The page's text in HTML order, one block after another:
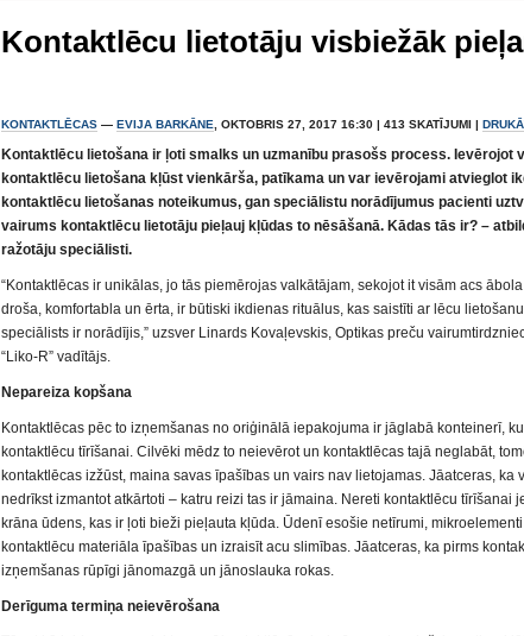
Kontaktlēcu lietotāju visbiežāk
KONTAKTLĒCAS — EVIJA BARKĀNE , OKTOBRIS 27, 2017 16:30 | 413 SKATĪJUMI |
Kontaktlēcu lietošana ir ļoti smalks un uzmanību prasošs process. Ievērojot
kontaktlēcu lietošana kļūst vienkārša, patīkama un var ievērojami atvieglot
kontaktlēcu lietošanas noteikumus, gan speciālistu norādījumus pacienti
vairums kontaktlēcu lietotāju pieļauj kļūdas to nēsāšanā. Kādas tās ir? –
ražotāju speciālisti.
“Kontaktlēcas ir unikālas, jo tās piemērojas valkātājam, sekojot it visām acs
droša, komfortabla un ērta, ir būtiski ikdienas rituālus, kas saistīti ar lēcu
speciālists ir norādījis,” uzsver Linards Kovaļevskis, Optikas preču
“Liko-R” vadītājs.
Nepareiza kopšana
Kontaktlēcas pēc to izņemšanas no oriģinālā iepakojuma ir jāglabā konteinerī,
kontaktlēcu tīrīšanai. Cilvēki mēdz to neievērot un kontaktlēcas tajā neglabāt,
kontaktlēcas izžūst, maina savas īpašības un vairs nav lietojamas. Jāatceras, ka
nedrīkst izmantot atkārtoti – katru reizi tas ir jāmaina. Nereti kontaktlēcu tīrīšanai
krāna ūdens, kas ir ļoti bieži pieļauta kļūda. Ūdenī esošie netīrumi,
kontaktlēcu materiāla īpašības un izraisīt acu slimības. Jāatceras, ka pirms
izņemšanas rūpīgi jānomazgā un jānoslauka rokas.
Derīguma termiņa neievērošana